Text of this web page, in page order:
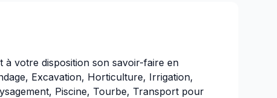
à votre disposition son savoir-faire en
Excavation, Horticulture, Irrigation,
Piscine, Tourbe, Transport pour